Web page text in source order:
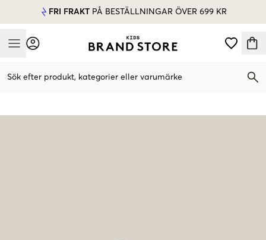
FRI FRAKT PÅ BESTÄLLNINGAR ÖVER 699 KR
Mobile Menu
Sök efter produkt, kategorier eller varumärke